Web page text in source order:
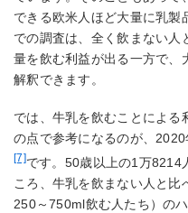
できる欧米人ほど大量に乳製
での調査は、全く飲まない人
量を飲む利益が出る一方で、
解釈できます。
では、牛乳を飲むことによる
の点で参考になるのが、
[7]です。50歳以上の1万8214
ころ、牛乳を飲まない人と
250～750ml飲む人たち）のハ